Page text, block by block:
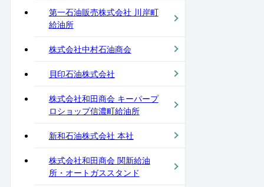
第一石油販売株式会社 川岸町
給油所
株式会社中村石油商会
貝印石油株式会社
株式会社和田商会 キーパープ
ロショップ信濃町給油所
新和石油株式会社 本社
株式会社和田商会 関新給油
所・オートガススタンド